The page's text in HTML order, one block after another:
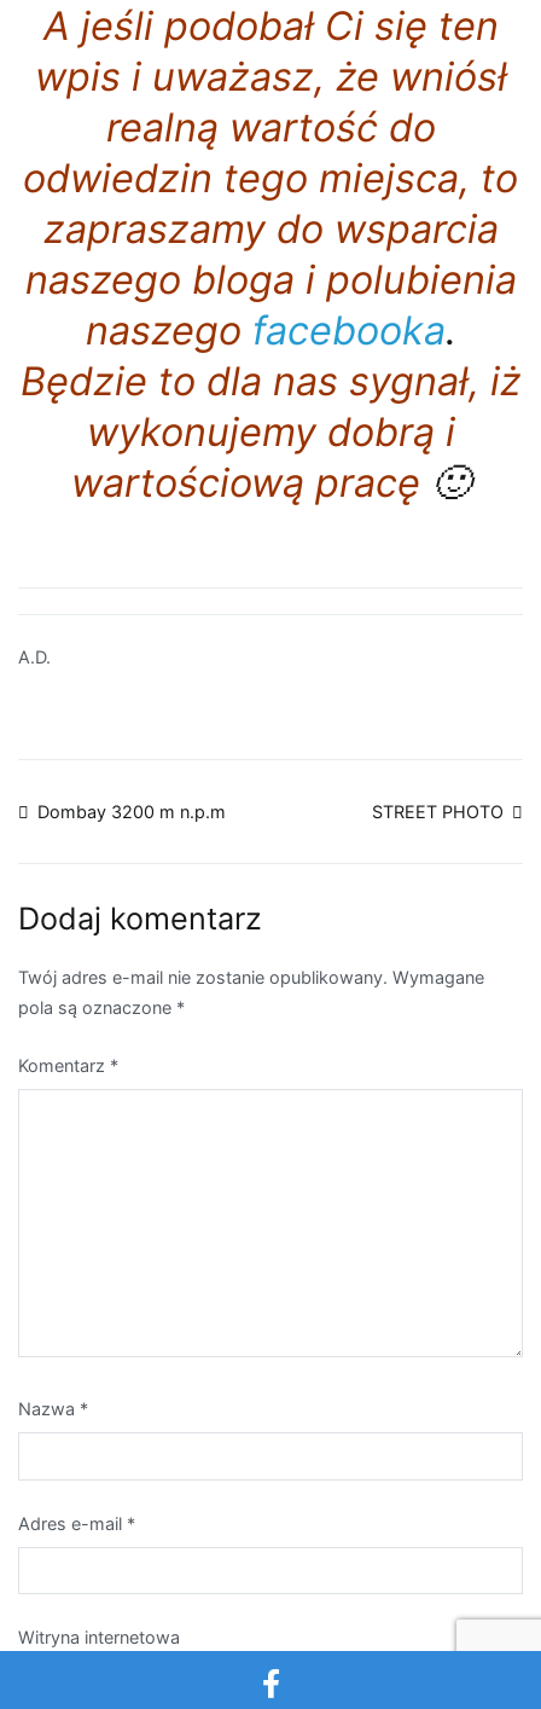
A jeśli podobał Ci się ten
wpis i uważasz, że wniósł
realną wartość do
odwiedzin tego miejsca, to
zapraszamy do wsparcia
naszego bloga i polubienia
naszego facebooka.
Będzie to dla nas sygnał, iż
wykonujemy dobrą i
wartościową pracę 🙂
A.D.
Nawigacja
Dombay 3200 m n.p.m STREET PHOTO
Dodaj komentarz
Twój adres e-mail nie zostanie opublikowany. Wymagane
pola są oznaczone *
Komentarz *
Nazwa *
Adres e-mail *
Witryna internetowa